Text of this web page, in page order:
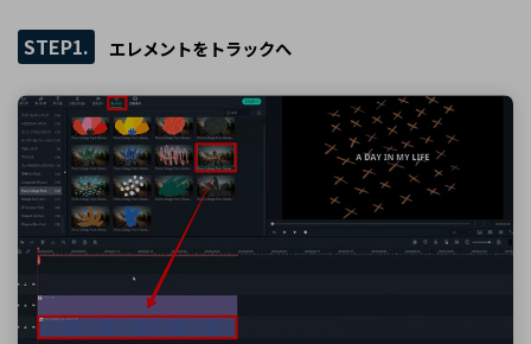
STEP1. エレメントをトラックへ